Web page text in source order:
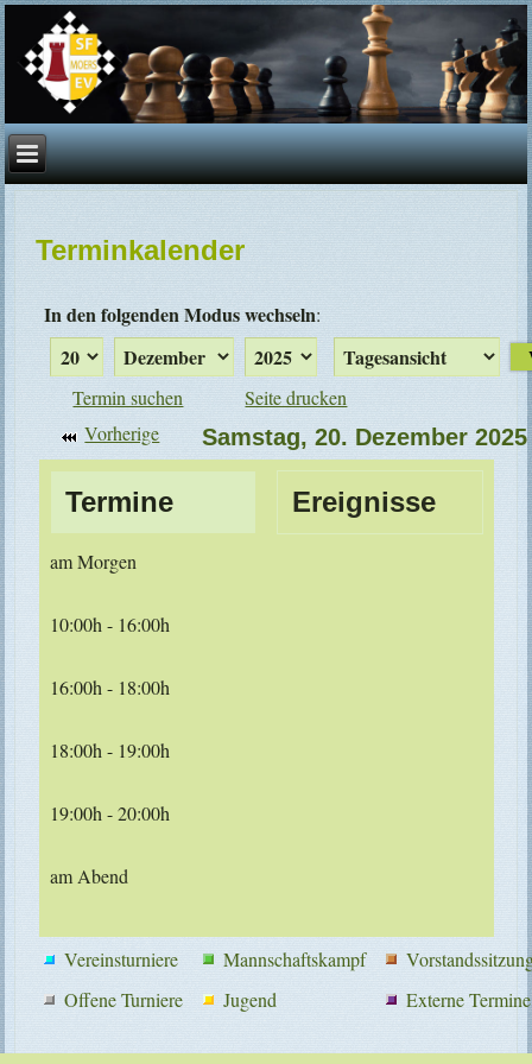
Terminkalender
In den folgenden Modus wechseln:
Termin suchen
Seite drucken
Vorherige
Samstag, 20. Dezember 2025
Termine
am Morgen
10:00h - 16:00h
16:00h - 18:00h
18:00h - 19:00h
19:00h - 20:00h
am Abend
Ereignisse
Vereinsturniere Mannschaftskampf
Offene Turniere
Jugend Externe Termine